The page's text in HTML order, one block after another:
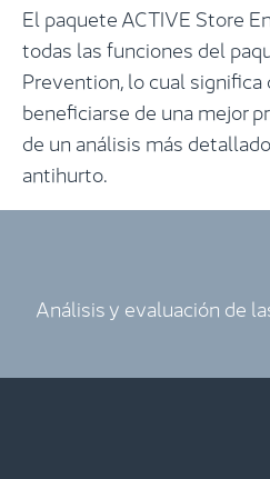
El paquete ACTIVE Store
todas las funciones del
Prevention, lo cual
beneficiarse de una mejor
de un análisis más
antihurto.
Análisis y evaluación de